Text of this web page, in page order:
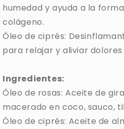
humedad y ayuda a la
colágeno.
Óleo de ciprés:
para relajar y aliviar dolores
Ingredientes:
Óleo de rosas: Aceite de
macerado en coco, sauco,
Óleo de ciprés: Aceite de